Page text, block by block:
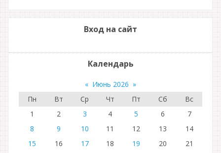
Вход на сайт
Календарь
« Июнь 2026 »
Пн
Вт Ср Чт Пт Сб
Вс
1
2 3 4 5 6
7
8
9 10 11 12 13
14
15
16 17 18 19 20
21